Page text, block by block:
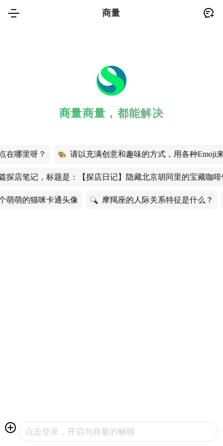
商量
商量商量，都能解决
在哪里呀？ 请以充满创意和趣味的方式，用各种Emoji
探店笔记，标题是：【探店日记】隐藏北京胡同里的宝藏咖
萌萌的猫咪卡通头像 摩羯座的人际关系特征是什么？